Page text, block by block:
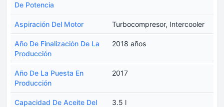
De Potencia
Aspiración Del Motor Turbocompresor, Intercooler
Año De Finalización De La
Producción
2018 años
Año De La Puesta En
Producción
2017
Capacidad De Aceite Del
3.5 l